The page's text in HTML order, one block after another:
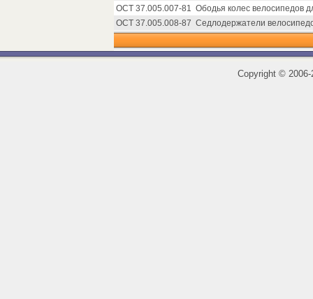
ОСТ 37.005.007-81 Ободья колес велосипедов
ОСТ 37.005.008-87 Седлодержатели
Copyright ©